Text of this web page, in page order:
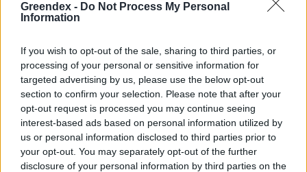
Greendex - Do Not Process My Personal
Information
If you wish to opt-out of the sale, sharing to third parties, or
processing of your personal or sensitive information for
targeted advertising by us, please use the below opt-out
section to confirm your selection. Please note that after your
opt-out request is processed you may continue seeing
interest-based ads based on personal information utilized by
us or personal information disclosed to third parties prior to
your opt-out. You may separately opt-out of the further
disclosure of your personal information by third parties on the
Ezt a növényt már az őskorban is ismerték, a népi gyógyászatban
pedig ma is számos betegség ellen használják.